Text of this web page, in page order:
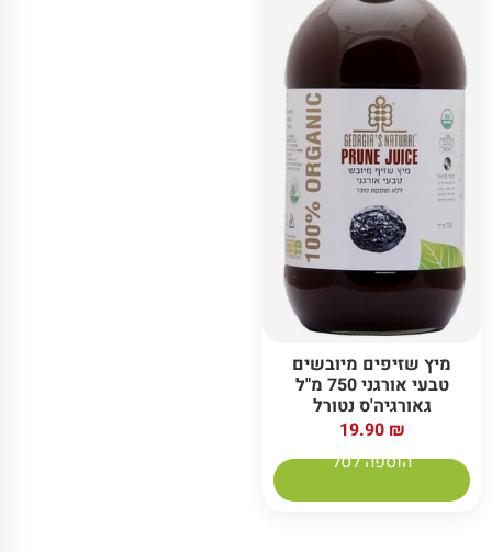
מיץ שזיפים מיובשים
טבעי אורגני 750 מ"ל
גאורגיה'ס נטורל
19.90 ₪
הוספה לסל